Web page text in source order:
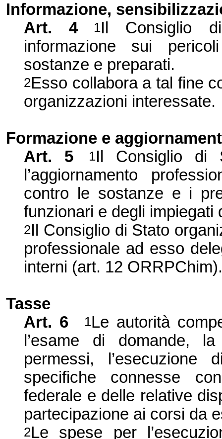
Informazione,
Art. 4
1Il Consiglio
informazione sui
sostanze e preparati.
2Esso collabora a tal fine
organizzazioni interessate.
Formazione e
Art. 5
1Il Consiglio di
l’aggiornamento
contro le sostanze e i
funzionari e degli impiegati
2Il Consiglio di Stato
professionale ad esso
interni (art. 12 ORRPChim).
Tasse
Art. 6
1Le autorità
l’esame di domande,
permessi,
specifiche connesse
federale e delle relative
partecipazione ai corsi da
2Le spese per